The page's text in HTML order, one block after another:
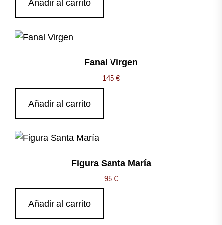
Añadir al carrito
Fanal Virgen
145 €
Añadir al carrito
Figura Santa María
95 €
Añadir al carrito